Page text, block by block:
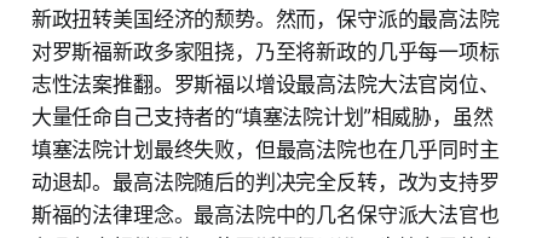
新政扭转美国经济的颓势。然而，保守派的最高法院
对罗斯福新政多家阻挠，乃至将新政的几乎每一项标
志性法案推翻。罗斯福以增设最高法院大法官岗位、
大量任命自己支持者的“填塞法院计划”相威胁，虽然
填塞法院计划最终失败，但最高法院也在几乎同时主
动退却。最高法院随后的判决完全反转，改为支持罗
斯福的法律理念。最高法院中的几名保守派大法官也